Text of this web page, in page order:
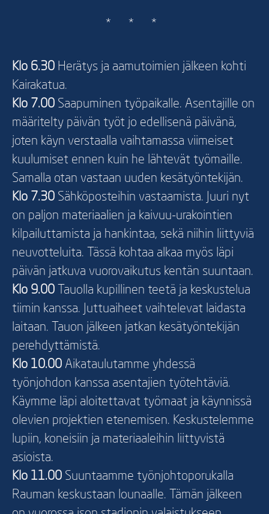
* * *
Klo 6.30 Herätys ja aamutoimien jälkeen kohti
Kairakatua.
Klo 7.00 Saapuminen työpaikalle. Asentajille on
määritelty päivän työt jo edellisenä päivänä,
joten käyn verstaalla vaihtamassa viimeiset
kuulumiset ennen kuin he lähtevät työmaille.
Samalla otan vastaan uuden kesätyöntekijän.
Klo 7.30 Sähköposteihin vastaamista. Juuri nyt
on paljon materiaalien ja kaivuu-urakointien
kilpailuttamista ja hankintaa, sekä niihin liittyviä
neuvotteluita. Tässä kohtaa alkaa myös läpi
päivän jatkuva vuorovaikutus kentän suuntaan.
Klo 9.00 Tauolla kupillinen teetä ja keskustelua
tiimin kanssa. Juttuaiheet vaihtelevat laidasta
laitaan. Tauon jälkeen jatkan kesätyöntekijän
perehdyttämistä.
Klo 10.00 Aikataulutamme yhdessä
työnjohdon kanssa asentajien työtehtäviä.
Käymme läpi aloitettavat työmaat ja käynnissä
olevien projektien etenemisen. Keskustelemme
lupiin, koneisiin ja materiaaleihin liittyvistä
asioista.
Klo 11.00 Suuntaamme työnjohtoporukalla
Rauman keskustaan lounaalle. Tämän jälkeen